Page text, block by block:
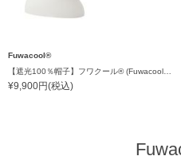
Fuwacool®
¥9,900円(税込)